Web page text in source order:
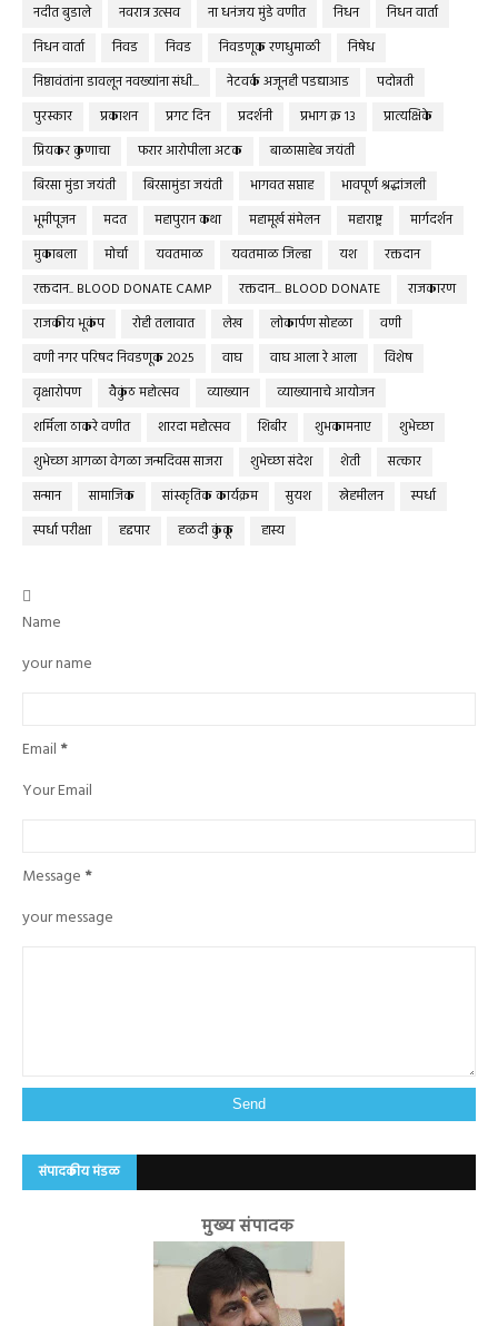
नदीत बुडाले
नवरात्र उत्सव ना धनंजय मुंडे वणीत निधन
निधन वार्ता
निधन वार्ता
निवड निवड निवडणूक रणधुमाळी
निषेध
निष्ठावंतांना डावलून नवख्यांना संधी...
नेटवर्क अजूनही पडद्याआड
पदोन्नती
पुरस्कार
प्रकाशन प्रगट दिन प्रदर्शनी प्रभाग क्र १३
प्रात्यक्षिके
प्रियकर कुणाचा
फरार आरोपीला अटक
बाळासाहेब जयंती
बिरसा मुंडा जयंती
बिरसामुंडा जयंती भागवत सप्ताह
भावपूर्ण श्रद्धांजली
भूमीपूजन
मदत महापुरान कथा महामूर्ख संमेलन महाराष्ट्र
मार्गदर्शन
मुकाबला
मोर्चा यवतमाळ यवतमाळ जिल्हा यश
रक्तदान
रक्तदान.. BLOOD DONATE CAMP
रक्तदान... BLOOD DONATE
राजकारण
राजकीय भूकंप
रोही तलावात लेख लोकार्पण सोहळा
वणी
वणी नगर परिषद निवडणूक 2025
वाघ वाघ आला रे आला
विशेष
वृक्षारोपण
वैकुंठ महोत्सव व्याख्यान
व्याख्यानाचे आयोजन
शर्मिला ठाकरे वणीत
शारदा महोत्सव शिबीर शुभकामनाए
शुभेच्छा
शुभेच्छा आगळा वेगळा जन्मदिवस साजरा
शुभेच्छा संदेश शेती
सत्कार
सन्मान
सामाजिक सांस्कृतिक कार्यक्रम सुयश स्नेहमीलन
स्पर्धा
स्पर्धा परीक्षा
हद्दपार हळदी कुंकू हास्य

Name
your name
Email *
Your Email
Message *
your message
संपादकीय मंडळ
मुख्य संपादक